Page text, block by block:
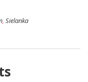
, Sielanka